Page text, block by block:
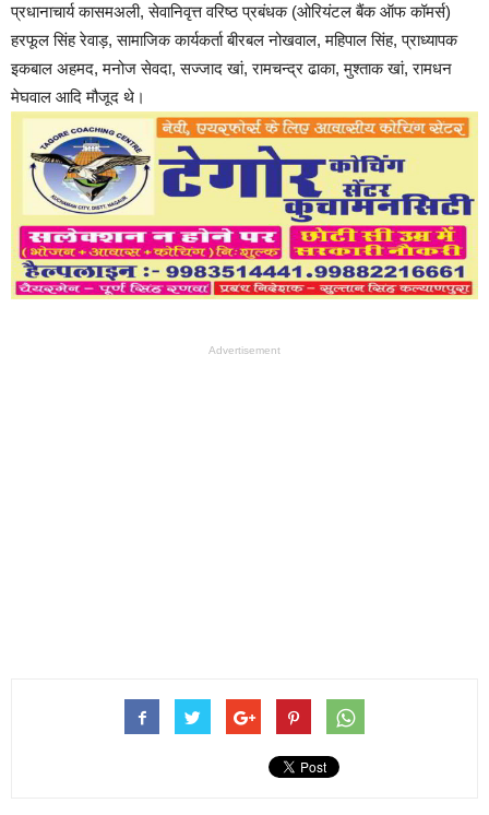
प्रधानाचार्य कासमअली, सेवानिवृत्त वरिष्ठ प्रबंधक (ओरियंटल बैंक ऑफ कॉमर्स)
हरफूल सिंह रेवाड़, सामाजिक कार्यकर्ता बीरबल नोखवाल, महिपाल सिंह, प्राध्यापक
इकबाल अहमद, मनोज सेवदा, सज्जाद खां, रामचन्द्र ढाका, मुश्ताक खां, रामधन
मेघवाल आदि मौजूद थे।
Advertisement